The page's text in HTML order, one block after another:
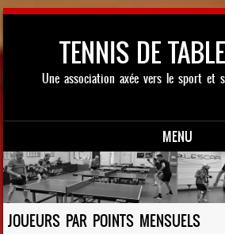
TENNIS DE
Une association axée vers le sport et
MENU
Skip to content
JOUEURS PAR POINTS MENSUELS